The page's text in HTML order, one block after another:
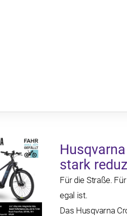
stark
Für die Straße.
egal ist.
Das Husqvarna